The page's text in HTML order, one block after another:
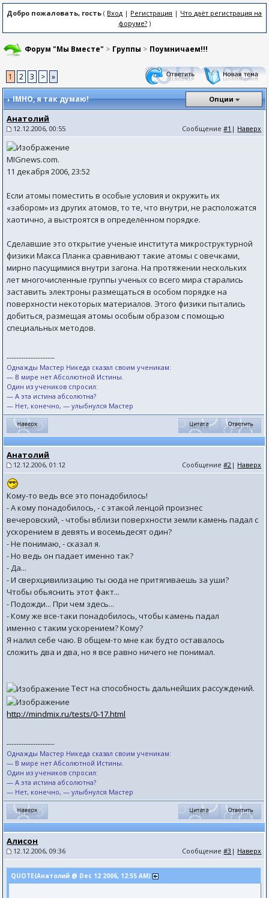
Добро пожаловать, гость ( Вход | Регистрация | Что даёт регистрация на
форуме?)
Форум "Мы Вместе" > Группы > Поумничаем!!!
1 2 3 > »
IMHO, я так думаю! Опции
Анатолий
12.12.2006, 00:55 Сообщение#1 | Наверх
MIGnews.com.
11 декабря 2006, 23:52
Если атомы поместить в особые условия и окружить их
«забором» из других атомов, то те, что внутри, не расположатся
хаотично, а выстроятся в определённом порядке.
Сделавшие это открытие ученые института микроструктурной
физики Макса Планка сравнивают такие атомы с овечками,
мирно пасущимися внутри загона. На протяжении нескольких
лет многочисленные группы ученых со всего мира старались
заставить электроны размещаться в особом порядке на
поверхности некоторых материалов. Этого физики пытались
добиться, размещая атомы особым образом с помощью
специальных методов.
--------------------
Однажды Мастер Никеда сказал своим ученикам:
— В мире нет Абсолютной Истины.
Один из учеников спросил:
— А эта истина абсолютна?
— Нет, конечно, — улыбнулся Мастер
Анатолий
12.12.2006, 01:12 Сообщение#2 | Наверх
Кому-то ведь все это понадобилось!
- А кому понадобилось, - с этакой ленцой произнес
вечеровский, - чтобы вблизи поверхности земли камень падал с
ускорением в девять и восемьдесят один?
- Не понимаю, - сказал я.
- Но ведь он падает именно так?
- Да...
- И сверхцивилизацию ты сюда не притягиваешь за уши?
Чтобы обьяснить этот факт...
- Подожди... При чем здесь...
- Кому же все-таки понадобилось, чтобы камень падал
именно с таким ускорением? Кому?
Я налил себе чаю. В общем-то мне как будто оставалось
сложить два и два, но я все равно ничего не понимал.
Тест на способность дальнейших рассуждений.
http://mindmix.ru/tests/0-17.html
--------------------
Однажды Мастер Никеда сказал своим ученикам:
— В мире нет Абсолютной Истины.
Один из учеников спросил:
— А эта истина абсолютна?
— Нет, конечно, — улыбнулся Мастер
Алисон
12.12.2006, 09:36 Сообщение#3 | Наверх
QUOTE(Анатолий @ Dec 12 2006, 12:55 AM)